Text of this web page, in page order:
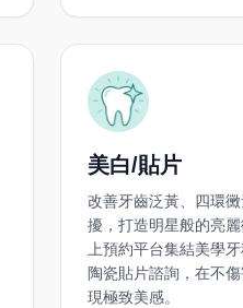
美白/貼片
改善牙齒泛黃、四環
擾，打造明星般的亮
上預約平台集結美學
陶瓷貼片諮詢，在不
現極致美感。